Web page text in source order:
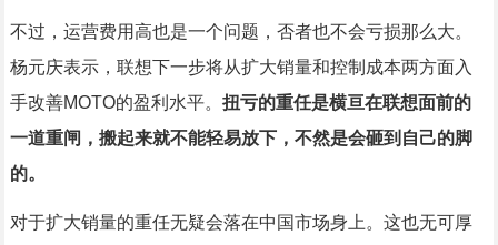
不过，运营费用高也是一个问题，否者也不会亏损那么大。
杨元庆表示，联想下一步将从扩大销量和控制成本两方面入
手改善MOTO的盈利水平。 扭亏的重任是横亘在联想面前的
一道重闸，搬起来就不能轻易放下，不然是会砸到自己的脚
的。
对于扩大销量的重任无疑会落在中国市场身上。这也无可厚